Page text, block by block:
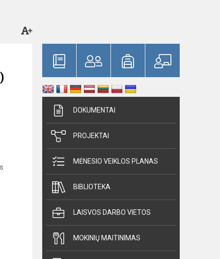
DOKUMENTAI
PROJEKTAI
MĖNESIO VEIKLOS PLANAS
BIBLIOTEKA
LAISVOS DARBO VIETOS
MOKINIŲ MAITINIMAS